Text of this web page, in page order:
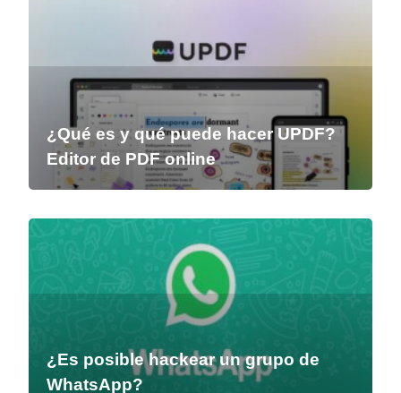
¿Qué es y qué puede hacer UPDF?
Editor de PDF online
¿Es posible hackear un grupo de
WhatsApp?